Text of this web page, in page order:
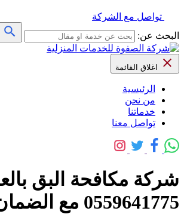
تواصل مع الشركة
البحث عن:
اغلاق القائمة
الرئيسية
من نحن
خدماتنا
تواصل معنا
شركة مكافحة البق
0559641775 مع الضمان